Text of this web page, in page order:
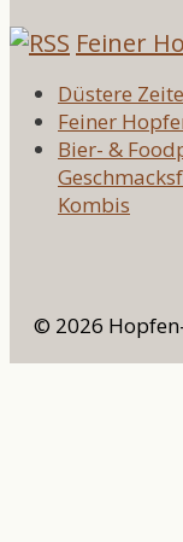
Feiner
Düstere
Feiner
Bier- &
Kombis
© 2026